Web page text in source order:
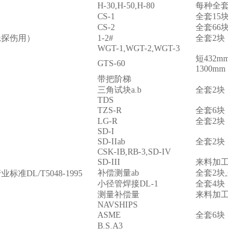
H-30,H-50,H-80 每种全
CS-1 全套15
CS-2
全套66
伤用 ） 1-2# 全套2块
WGT-1,WGT-2,WGT-3
GTS-60
短
1300mm
带把阶梯
三角试块a.b 全套2块
TDS
TZS-R
全套6块
LG-R
全套2块
SD-I
SD-IIab
全套2块
标准DL/T5048-1995
CSK-IB,RB-3,SD-IV
SD-III
来料加
补偿测量ab 全套2块,
小径管焊接DL-1 全套4块
测量补偿量
来料加
NAVSHIPS
ASME
全套6块
B.S.A3